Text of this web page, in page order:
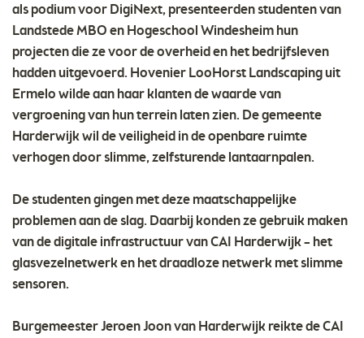
als podium voor DigiNext, presenteerden studenten van
Landstede MBO en Hogeschool Windesheim hun
projecten die ze voor de overheid en het bedrijfsleven
hadden uitgevoerd. Hovenier LooHorst Landscaping uit
Ermelo wilde aan haar klanten de waarde van
vergroening van hun terrein laten zien. De gemeente
Harderwijk wil de veiligheid in de openbare ruimte
verhogen door slimme, zelfsturende lantaarnpalen.
De studenten gingen met deze maatschappelijke
problemen aan de slag. Daarbij konden ze gebruik maken
van de digitale infrastructuur van CAI Harderwijk – het
glasvezelnetwerk en het draadloze netwerk met slimme
sensoren.
Burgemeester Jeroen Joon van Harderwijk reikte de CAI